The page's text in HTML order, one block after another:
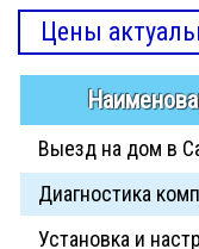
Цены
Выезд на дом в
Диагностика
Установка и